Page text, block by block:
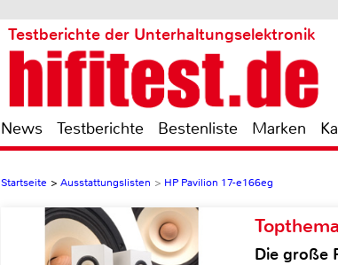
Testberichte der Unterhaltungselektronik
News Testberichte Bestenliste Marken
Startseite > Ausstattungslisten > HP Pavilion 17-e166eg
Die große